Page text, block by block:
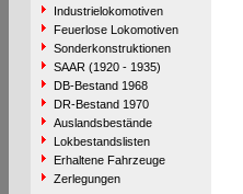
Industrielokomotiven
Feuerlose Lokomotiven
Sonderkonstruktionen
SAAR (1920 - 1935)
DB-Bestand 1968
DR-Bestand 1970
Auslandsbestände
Lokbestandslisten
Erhaltene Fahrzeuge
Zerlegungen